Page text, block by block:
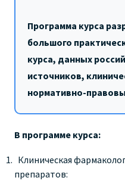
Программа курса
большого
курса, данных
источников,
нормативно-
В программе курса:
Клиническая
препаратов: